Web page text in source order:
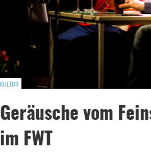
KULTUR
Geräusche vom
im FWT